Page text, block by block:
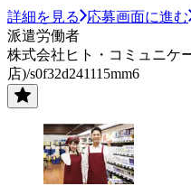
詳細を見る
応募画面に進む
派遣労働者
株式会社ヒト・コミュニケ
店)/s0f32d241115mm6